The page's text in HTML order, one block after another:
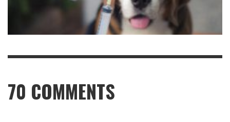
70 COMMENTS